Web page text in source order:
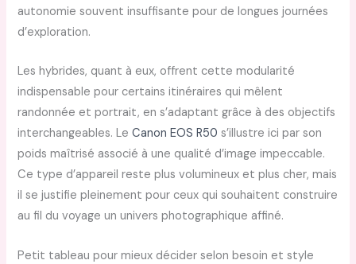
autonomie souvent insuffisante pour de longues journées
d’exploration.
Les hybrides, quant à eux, offrent cette modularité
indispensable pour certains itinéraires qui mêlent
randonnée et portrait, en s’adaptant grâce à des objectifs
interchangeables. LeCanon EOS R50 s’illustre ici par son
poids maîtrisé associé à une qualité d’image impeccable.
Ce type d’appareil reste plus volumineux et plus cher, mais
il se justifie pleinement pour ceux qui souhaitent construire
au fil du voyage un univers photographique affiné.
Petit tableau pour mieux décider selon besoin et style